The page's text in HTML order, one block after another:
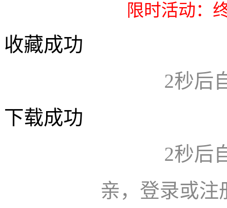
限时活动：
收藏成功
2秒后
下载成功
2秒后
亲，登录或注